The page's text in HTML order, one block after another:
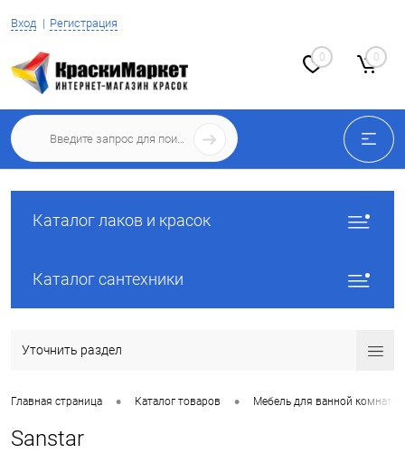
Вход Регистрация
0 0
Каталог лаков и красок
Каталог сантехники
Уточнить раздел
Главная страница • Каталог товаров • Мебель для ванной комнаты
Sanstar